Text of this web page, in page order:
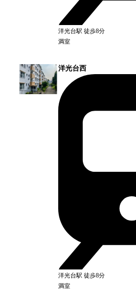
洋光台駅 徒歩8分
満室
洋光台西
洋光台駅 徒歩8分
満室